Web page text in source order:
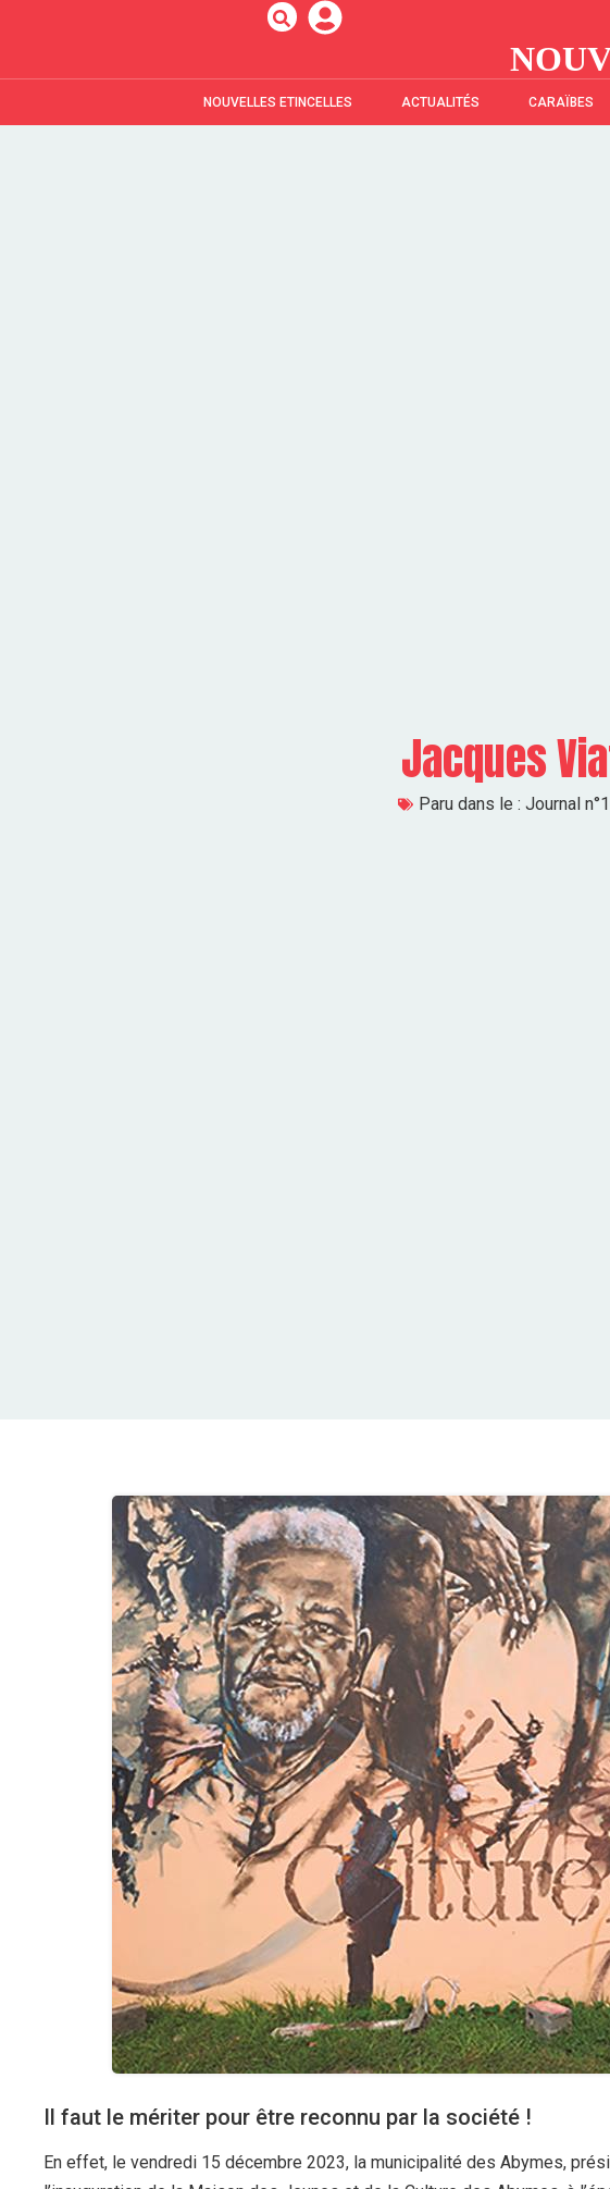
NOUVELLES ETINCELLES ACTUALITÉS CARAÏBES
Jacques
Paru dans le : Journal
Il faut le mériter pour être reconnu par la société !
En effet, le vendredi 15 décembre 2023, la municipalité des Abymes,